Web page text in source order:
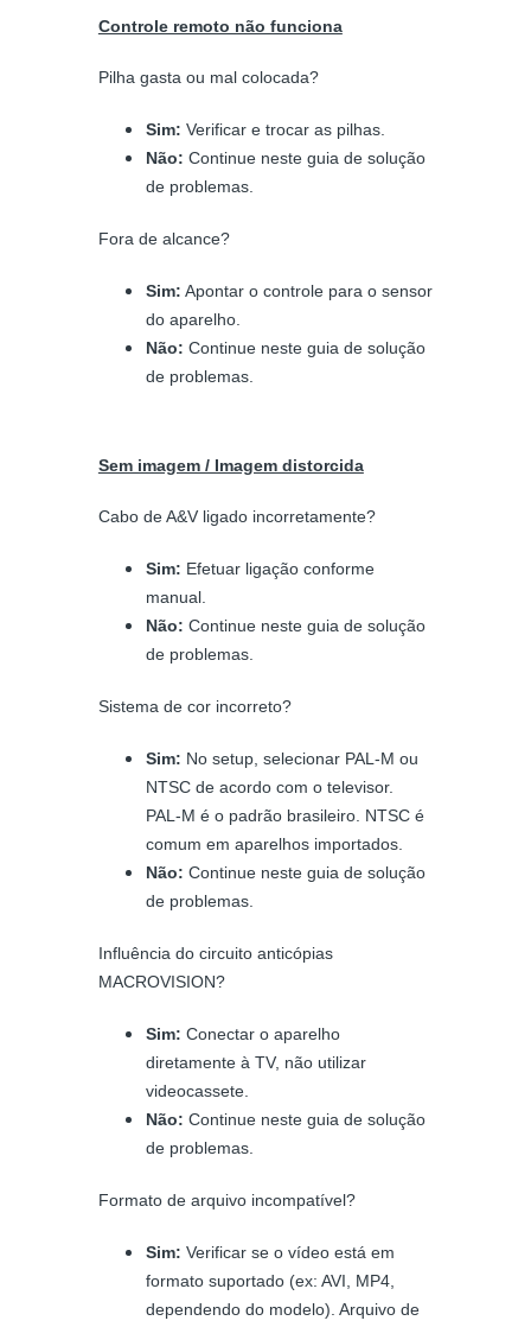
Controle remoto não funciona
Pilha gasta ou mal colocada?
Sim: Verificar e trocar as pilhas.
Não: Continue neste guia de solução
de problemas.
Fora de alcance?
Sim: Apontar o controle para o sensor
do aparelho.
Não: Continue neste guia de solução
de problemas.
Sem imagem / Imagem distorcida
Cabo de A&V ligado incorretamente?
Sim: Efetuar ligação conforme
manual.
Não: Continue neste guia de solução
de problemas.
Sistema de cor incorreto?
Sim: No setup, selecionar PAL-M ou
NTSC de acordo com o televisor.
PAL-M é o padrão brasileiro. NTSC é
comum em aparelhos importados.
Não: Continue neste guia de solução
de problemas.
Influência do circuito anticópias
MACROVISION?
Sim: Conectar o aparelho
diretamente à TV, não utilizar
videocassete.
Não: Continue neste guia de solução
de problemas.
Formato de arquivo incompatível?
Sim: Verificar se o vídeo está em
formato suportado (ex: AVI, MP4,
dependendo do modelo). Arquivo de